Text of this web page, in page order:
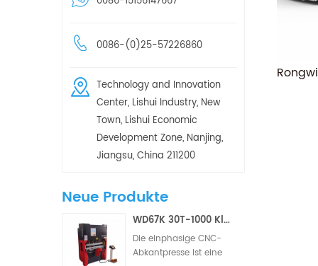
0086-(0)25-57226860
Technology and Innovation
Center, Lishui Industry, New
Town, Lishui Economic
Development Zone, Nanjing,
Jiangsu, China 211200
Neue Produkte
WD67K 30T-1000 Kleine hydraulische Torsionsstab-CNC-Abkantpresse (2/3 Achsen)
Die einphasige CNC-
Abkantpresse ist eine